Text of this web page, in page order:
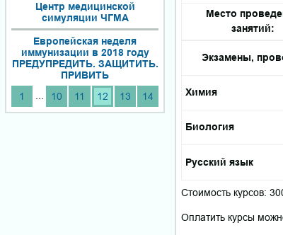
Центр медицинской
симуляции ЧГМА
Европейская неделя
иммунизации в 2018 году
ПРЕДУПРЕДИТЬ. ЗАЩИТИТЬ.
ПРИВИТЬ
1
... 10 11 12 13 14
Место
занятий:
Экзамены,
Химия
Биология
Русский язык
Стоимость курсов:
Оплатить курсы